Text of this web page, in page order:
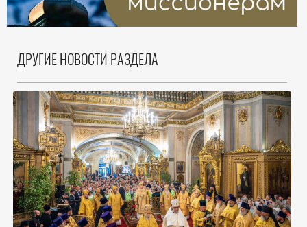
ДРУГИЕ НОВОСТИ РАЗДЕЛА